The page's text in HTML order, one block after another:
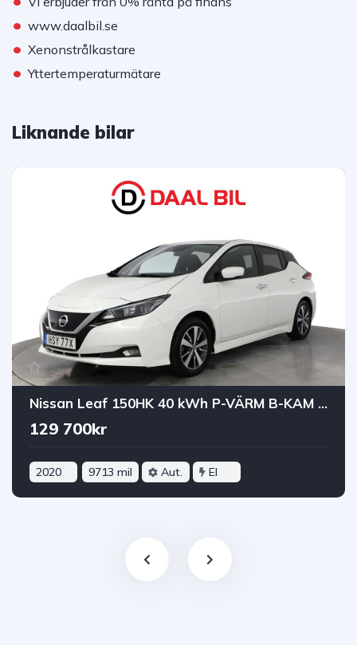
• www.daalbil.se
• Xenonstrålkastare
• Yttertemperaturmätare
Liknande bilar
Nissan Leaf 150HK 40 kWh P-VÄRM B-KAM NAVI ACC APP-CONNECT
129 700kr
2020 9713 mil Aut. El